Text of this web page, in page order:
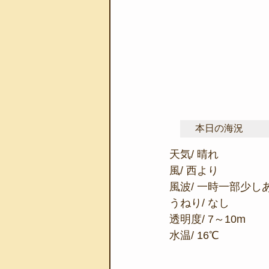
本日の海況
天気/ 晴れ
風/ 西より
風波/ 一時一部少し
うねり/ なし
透明度/ 7～10m
水温/ 16℃